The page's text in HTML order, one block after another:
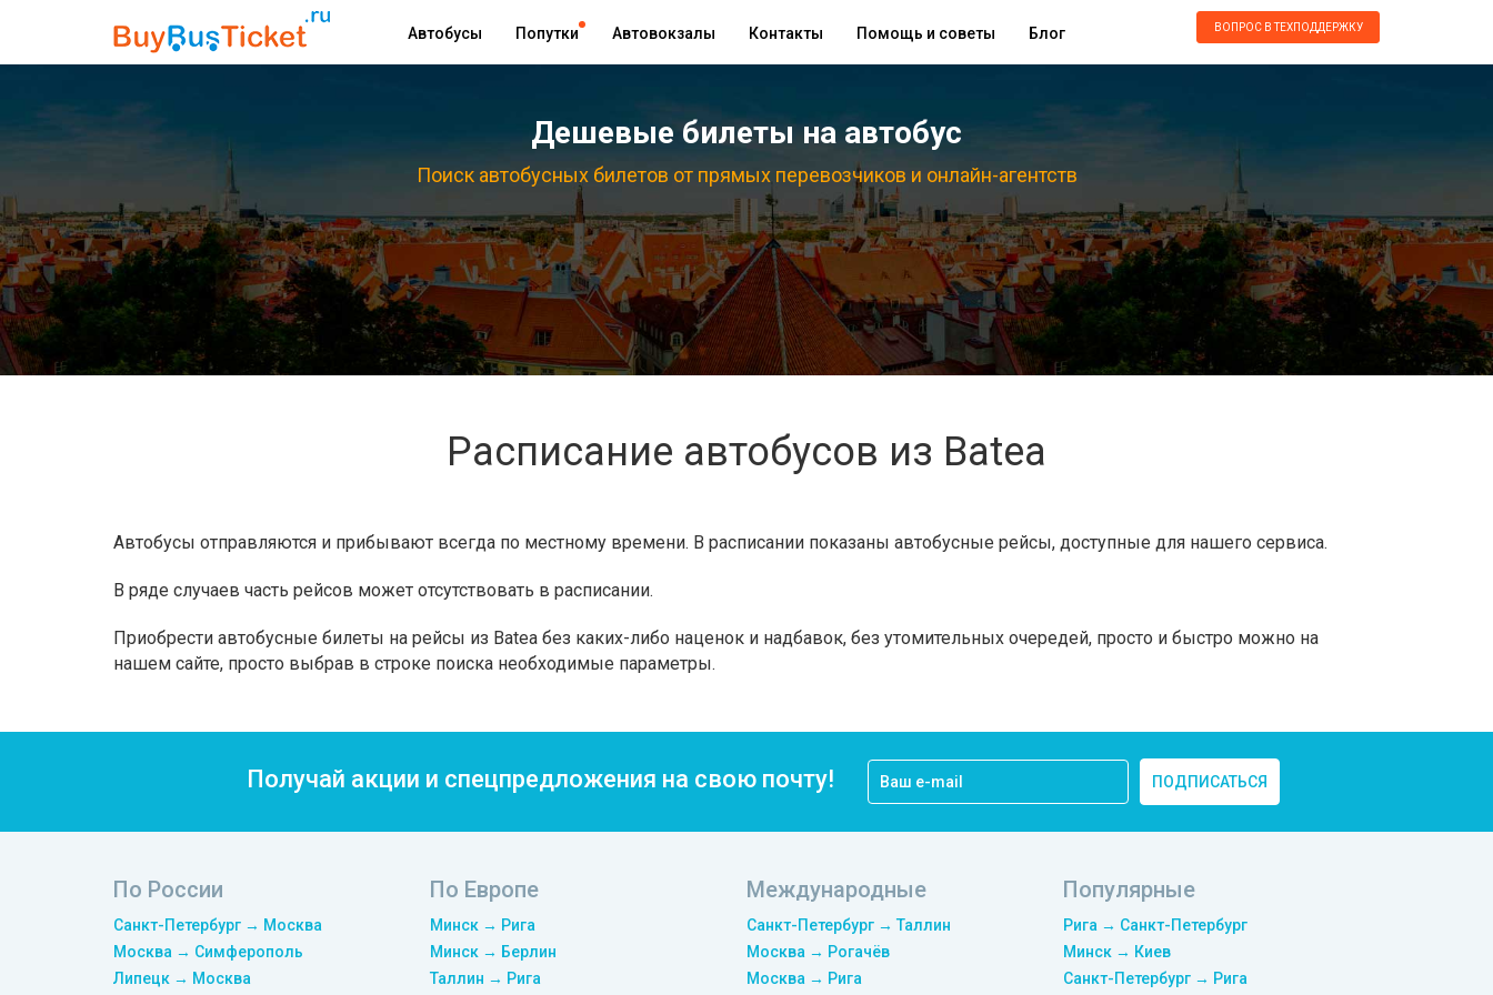
Автобусы Попутки Автовокзалы Контакты Помощь и советы Блог ВОПРОС В ТЕХПОДДЕРЖКУ
Дешевые билеты на автобус
Поиск автобусных билетов от прямых перевозчиков и онлайн-агентств
Расписание автобусов из Batea
Автобусы отправляются и прибывают всегда по местному времени. В расписании показаны автобусные рейсы, доступные для нашего сервиса.
В ряде случаев часть рейсов может отсутствовать в расписании.
Приобрести автобусные билеты на рейсы из Batea без каких-либо наценок и надбавок, без утомительных очередей, просто и быстро можно на
нашем сайте, просто выбрав в строке поиска необходимые параметры.
Получай акции и спецпредложения на свою почту! ПОДПИСАТЬСЯ
По России
Санкт-Петербург → Москва
Москва → Симферополь
Липецк → Москва
По Европе
Минск → Рига
Минск → Берлин
Таллин → Рига
Международные
Санкт-Петербург → Таллин
Москва → Рогачёв
Москва → Рига
Популярные
Рига → Санкт-Петербург
Минск → Киев
Санкт-Петербург → Рига